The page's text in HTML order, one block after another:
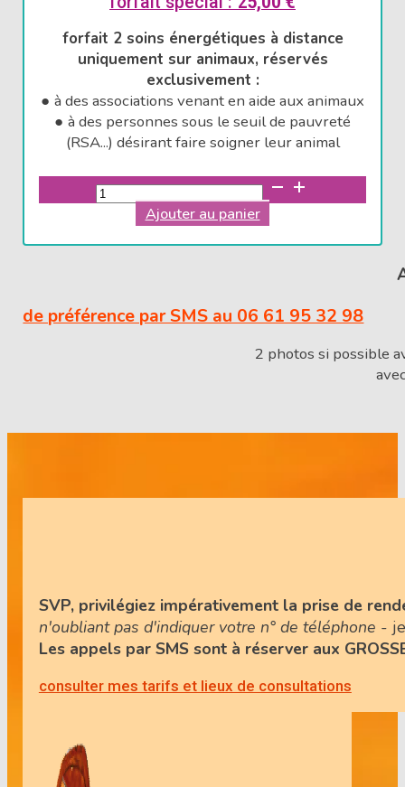
nuit
forfait 2 soins énergétiques à distance
uniquement sur animaux, réservés
exclusivement :
● à des associations venant en aide aux animaux
● à des personnes sous le seuil de pauvreté
(RSA...) désirant faire soigner leur animal
quantité
de
forfait
spécial
Ajouter au panier
de préférence par SMS au 06 61 95 32 98
2 photos si possible
SVP, privilégiez impérativement la prise de
n'oubliant pas d'indiquer votre n° de téléphone -
Les appels par SMS sont à réserver aux
consulter mes tarifs et lieux de consultations